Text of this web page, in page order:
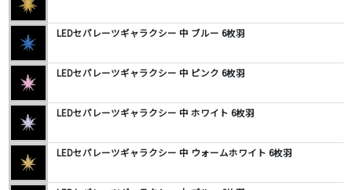
LEDセパレーツギャラクシー 中 ブルー 6枚羽
LEDセパレーツギャラクシー 中 ピンク 6枚羽
LEDセパレーツギャラクシー 中 ホワイト 6枚羽
LEDセパレーツギャラクシー 中 ウォームホワイト 6枚羽